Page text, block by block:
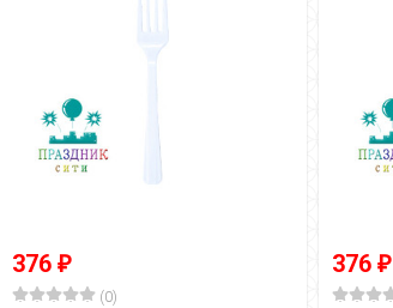
376₽
(0)
376₽